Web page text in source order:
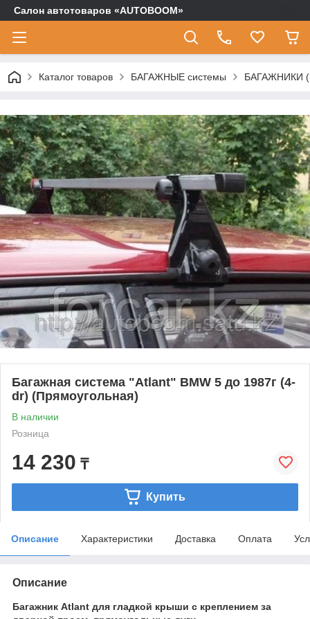
Салон автотоваров «AUTOBOOM»
Каталог товаров БАГАЖНЫЕ системы БАГАЖНИКИ
Багажная система "Atlant" BMW 5 до 1987г (4-
dr) (Прямоугольная)
В наличии
Розница
14 230 ₸
Купить
Описание Характеристики Доставка Оплата
Описание
Багажник Atlant для гладкой крыши с креплением за